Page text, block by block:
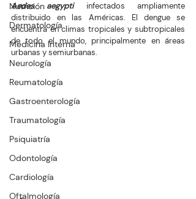
Nutrición
Dermatología
Medicina Interna
Neurología
Reumatología
Gastroenterología
Traumatología
Psiquiatría
Odontología
Cardiología
Oftalmología
Aedes aegypti infectados ampliamente
distribuido en las Américas. El dengue se
encuentra en climas tropicales y subtropicales
de todo el mundo, principalmente en áreas
urbanas y semiurbanas.